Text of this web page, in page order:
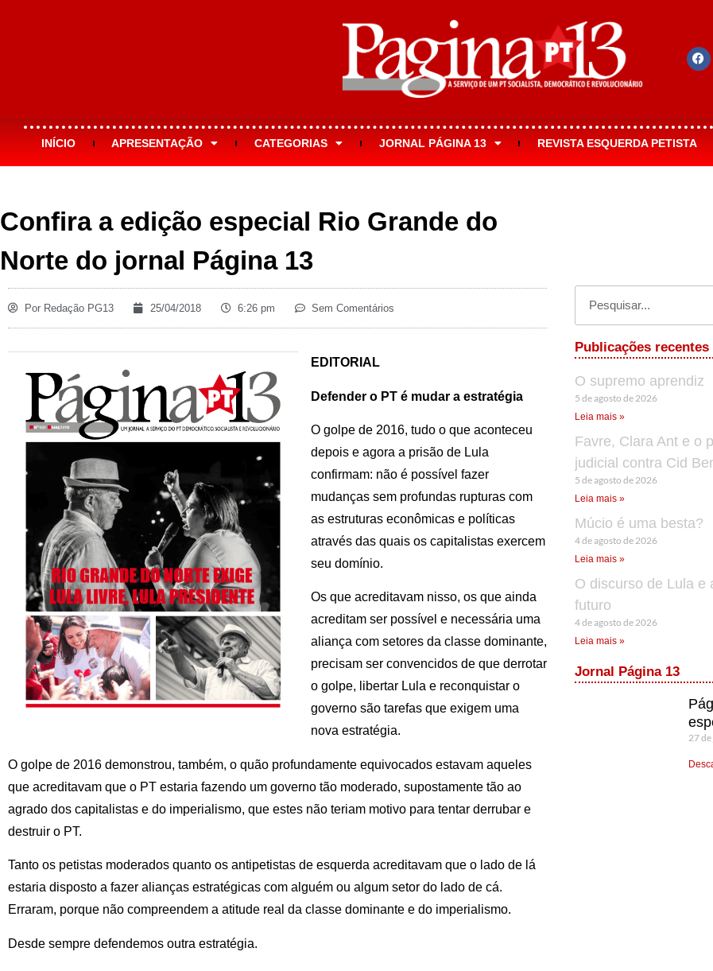
INÍCIO APRESENTAÇÃO CATEGORIAS JORNAL PÁGINA 13 REVISTA ESQUERDA PETISTA
Confira a edição especial Rio Grande do
Norte do jornal Página 13
Por Redação PG13 25/04/2018 6:26 pm Sem Comentários
EDITORIAL
Defender o PT é mudar a estratégia
O golpe de 2016, tudo o que aconteceu
depois e agora a prisão de Lula
confirmam: não é possível fazer
mudanças sem profundas rupturas com
as estruturas econômicas e políticas
através das quais os capitalistas exercem
seu domínio.
Os que acreditavam nisso, os que ainda
acreditam ser possível e necessária uma
aliança com setores da classe dominante,
precisam ser convencidos de que derrotar
o golpe, libertar Lula e reconquistar o
governo são tarefas que exigem uma
nova estratégia.
O golpe de 2016 demonstrou, também, o quão profundamente equivocados estavam aqueles
que acreditavam que o PT estaria fazendo um governo tão moderado, supostamente tão ao
agrado dos capitalistas e do imperialismo, que estes não teriam motivo para tentar derrubar e
destruir o PT.
Tanto os petistas moderados quanto os antipetistas de esquerda acreditavam que o lado de lá
estaria disposto a fazer alianças estratégicas com alguém ou algum setor do lado de cá.
Erraram, porque não compreendem a atitude real da classe dominante e do imperialismo.
Desde sempre defendemos outra estratégia.
Publicações recentes
O supremo aprendiz
5 de agosto de 2026
Leia mais »
Favre, Clara Ant e o
judicial contra Cid
5 de agosto de 2026
Leia mais »
Múcio é uma besta?
4 de agosto de 2026
Leia mais »
O discurso de Lula e
futuro
4 de agosto de 2026
Leia mais »
Jornal Página 13
27